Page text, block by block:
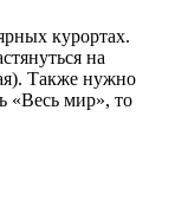
курортах.
на
Также нужно
«Весь мир», то